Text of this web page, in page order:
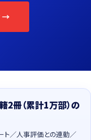
→
2冊（累計1万部）の
ト／人事評価との連動／